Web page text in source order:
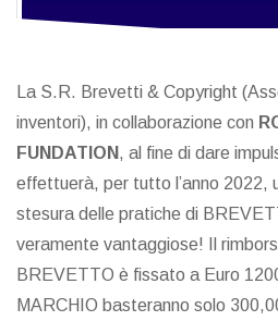
La S.R. Brevetti & Copyright
inventori), in collaborazione con
FUNDATION , al fine di dare
effettuerà, per tutto l’anno 2022,
stesura delle pratiche di
veramente vantaggiose! Il
BREVETTO è fissato a Euro
MARCHIO basteranno solo